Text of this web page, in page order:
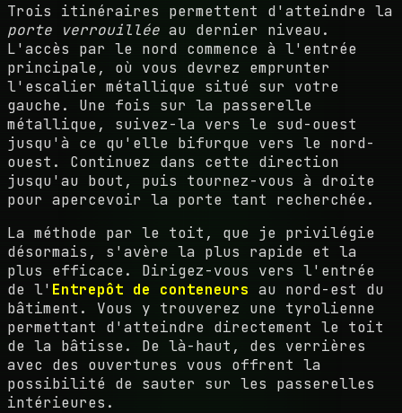
Trois itinéraires permettent d'atteindre la
porte verrouillée au dernier niveau.
L'accès par le nord commence à l'entrée
principale, où vous devrez emprunter
l'escalier métallique situé sur votre
gauche. Une fois sur la passerelle
métallique, suivez-la vers le sud-ouest
jusqu'à ce qu'elle bifurque vers le nord-
ouest. Continuez dans cette direction
jusqu'au bout, puis tournez-vous à droite
pour apercevoir la porte tant recherchée.
La méthode par le toit, que je privilégie
désormais, s'avère la plus rapide et la
plus efficace. Dirigez-vous vers l'entrée
de l' Entrepôt de conteneurs au nord-est du
bâtiment. Vous y trouverez une tyrolienne
permettant d'atteindre directement le toit
de la bâtisse. De là-haut, des verrières
avec des ouvertures vous offrent la
possibilité de sauter sur les passerelles
intérieures.